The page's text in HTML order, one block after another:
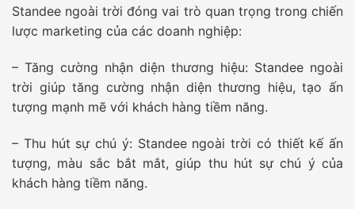
Standee ngoài trời đóng vai trò quan trọng trong chiến
lược marketing của các doanh nghiệp:
– Tăng cường nhận diện thương hiệu: Standee ngoài
trời giúp tăng cường nhận diện thương hiệu, tạo ấn
tượng mạnh mẽ với khách hàng tiềm năng.
– Thu hút sự chú ý: Standee ngoài trời có thiết kế ấn
tượng, màu sắc bắt mắt, giúp thu hút sự chú ý của
khách hàng tiềm năng.